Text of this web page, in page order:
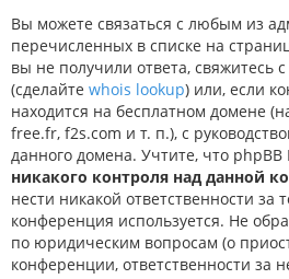
Вы можете связаться с любым из
перечисленных в списке на
вы не получили ответа, свяжитесь
(сделайте whois lookup) или, если
находится на бесплатном домене
free.fr, f2s.com и т. п.), с
данного домена. Учтите, что phpBB
никакого контроля над данной
нести никакой ответственности за
конференция используется. Не
по юридическим вопросам (о
конференции, ответственности за